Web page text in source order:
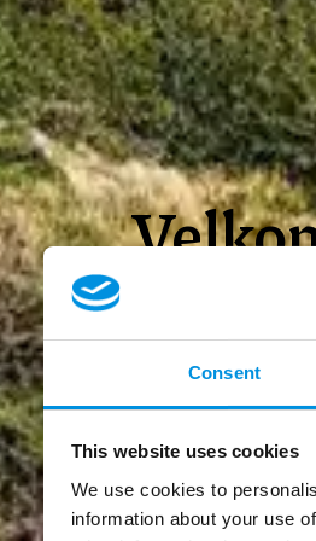
Consent
This website uses cookies
We use cookies to
information about your use